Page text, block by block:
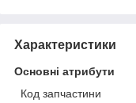
Характеристики
Основні атрибути
Код запчастини